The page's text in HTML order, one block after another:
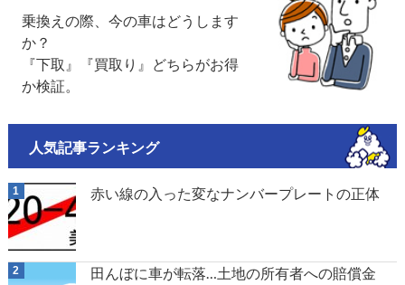
乗換えの際、今の車はどうします
か？
『下取』『買取り』どちらがお得
か検証。
人気記事ランキング
赤い線の入った変なナンバープレートの正体
田んぼに車が転落…土地の所有者への賠償金